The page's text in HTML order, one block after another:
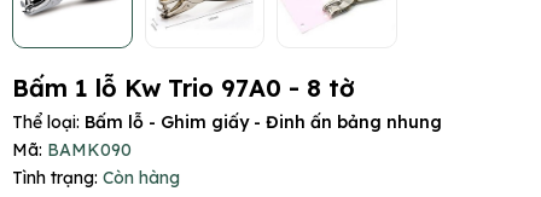
Bấm 1 lỗ Kw Trio 97A0 - 8 tờ
Thể loại: Bấm lỗ - Ghim giấy - Đinh ấn bảng nhung
Mã: BAMK090
Tình trạng: Còn hàng